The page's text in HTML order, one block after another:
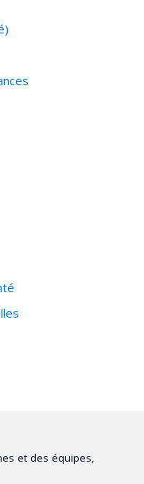
et des équipes,